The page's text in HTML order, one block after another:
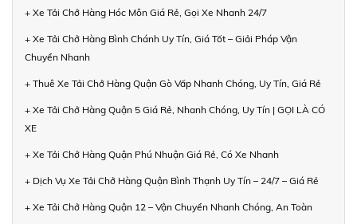
+ Xe Tải Chở Hàng Hóc Môn Giá Rẻ, Gọi Xe Nhanh 24/7
+ Xe Tải Chở Hàng Bình Chánh Uy Tín, Giá Tốt – Giải Pháp Vận
Chuyển Nhanh
+ Thuê Xe Tải Chở Hàng Quận Gò Vấp Nhanh Chóng, Uy Tín, Giá Rẻ
+ Xe Tải Chở Hàng Quận 5 Giá Rẻ, Nhanh Chóng, Uy Tín | GỌI LÀ CÓ
XE
+ Xe Tải Chở Hàng Quận Phú Nhuận Giá Rẻ, Có Xe Nhanh
+ Dịch Vụ Xe Tải Chở Hàng Quận Bình Thạnh Uy Tín – 24/7 – Giá Rẻ
+ Xe Tải Chở Hàng Quận 12 – Vận Chuyển Nhanh Chóng, An Toàn